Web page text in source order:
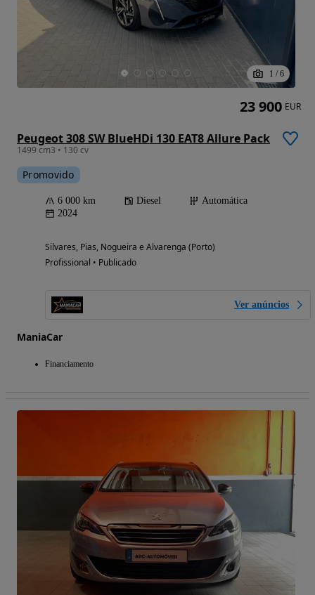
1 / 6
Peugeot 308 SW BlueHDi 130 EAT8 Allure Pack
1499 cm3 • 130 cv
Promovido
6 000 km Diesel
Automática
2024
Silvares, Pias, Nogueira e Alvarenga (Porto)
Profissional • Publicado
Ver anúncios
ManiaCar
Financiamento
23 900 EUR